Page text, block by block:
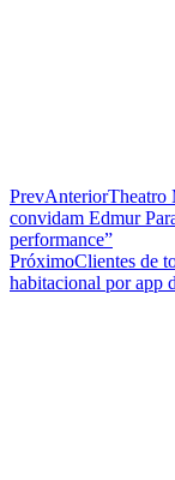
PrevAnteriorTheatro
convidam Edmur
performance”
PróximoClientes de
habitacional por app